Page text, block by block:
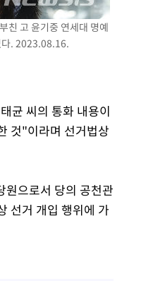
친 고 윤기중 연세대 명예
다. 2023.08.16.
균 씨의 통화 내용이
것"이라며 선거법상
으로서 당의 공천관
선거 개입 행위에 가